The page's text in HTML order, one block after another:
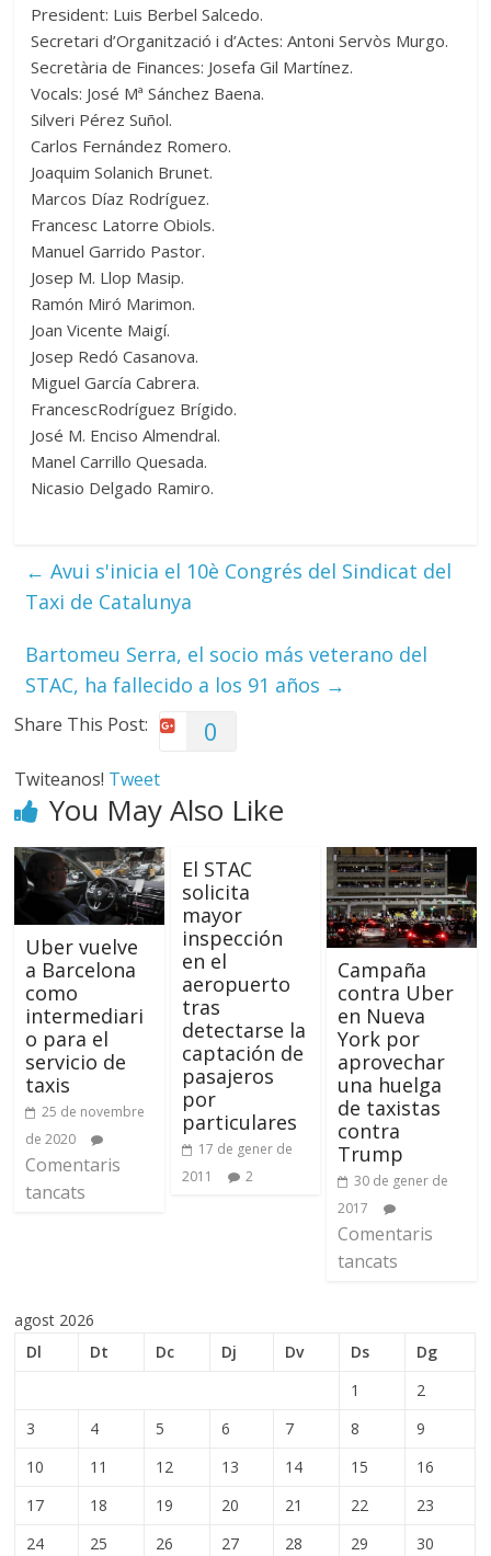
President: Luis Berbel Salcedo.
Secretari d’Organització i d’Actes: Antoni Servòs Murgo.
Secretària de Finances: Josefa Gil Martínez.
Vocals: José Mª Sánchez Baena.
Silveri Pérez Suñol.
Carlos Fernández Romero.
Joaquim Solanich Brunet.
Marcos Díaz Rodríguez.
Francesc Latorre Obiols.
Manuel Garrido Pastor.
Josep M. Llop Masip.
Ramón Miró Marimon.
Joan Vicente Maigí.
Josep Redó Casanova.
Miguel García Cabrera.
FrancescRodríguez Brígido.
José M. Enciso Almendral.
Manel Carrillo Quesada.
Nicasio Delgado Ramiro.
← Avui s'inicia el 10è Congrés del Sindicat del
Taxi de Catalunya
Bartomeu Serra, el socio más veterano del
STAC, ha fallecido a los 91 años →
Share This Post: 0
Twiteanos! Tweet
You May Also Like
Uber vuelve
a Barcelona
como
intermediari
o para el
servicio de
taxis
25 de novembre
de 2020
Comentaris
tancats
El STAC
solicita
mayor
inspección
en el
aeropuerto
tras
detectarse la
captación de
pasajeros
por
particulares
17 de gener de
2011
2
Campaña
contra Uber
en Nueva
York por
aprovechar
una huelga
de taxistas
contra
Trump
30 de gener de
2017
Comentaris
tancats
agost 2026
Dl
Dt Dc Dj Dv Ds
Dg
1
2
3
4 5 6 7 8
9
10
11 12 13 14 15
16
17
18 19 20 21 22
23
24
25 26 27 28 29
30